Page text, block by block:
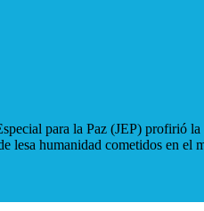
para la Paz (JEP) profirió
humanidad cometidos en el